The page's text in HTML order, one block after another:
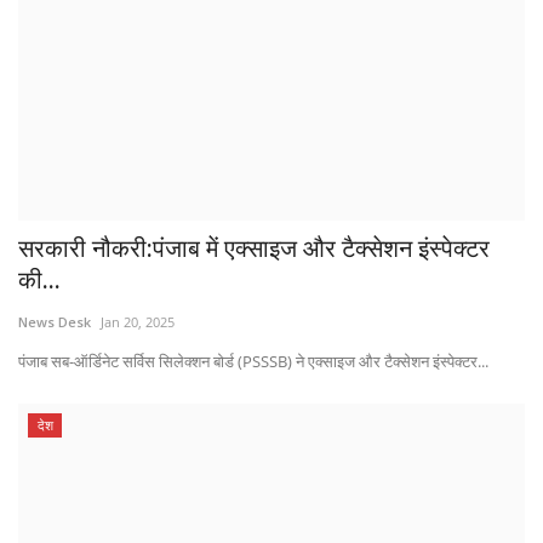
सरकारी नौकरी:पंजाब में एक्साइज और टैक्सेशन इंस्पेक्टर
की...
News Desk Jan 20, 2025
पंजाब सब-ऑर्डिनेट सर्विस सिलेक्शन बोर्ड (PSSSB) ने एक्साइज और टैक्सेशन इंस्पेक्टर...
देश